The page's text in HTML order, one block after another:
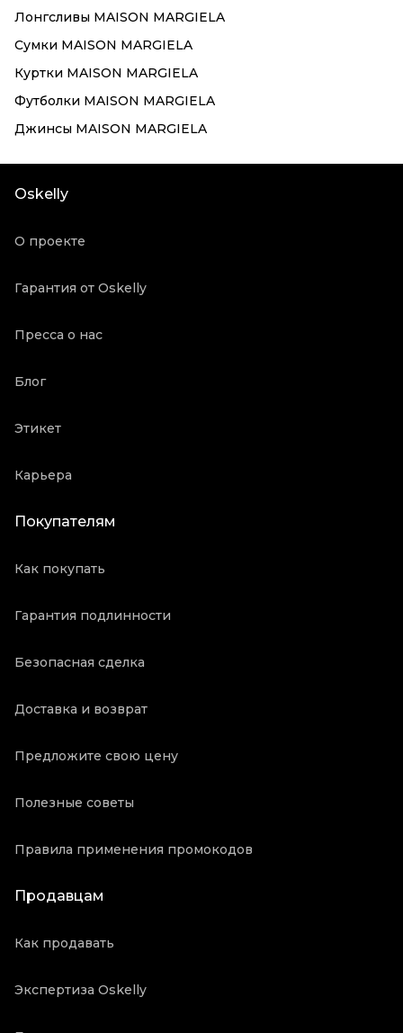
Лонгсливы MAISON MARGIELA
Сумки MAISON MARGIELA
Куртки MAISON MARGIELA
Футболки MAISON MARGIELA
Джинсы MAISON MARGIELA
Oskelly
О проекте
Гарантия от Oskelly
Пресса о нас
Блог
Этикет
Карьера
Покупателям
Как покупать
Гарантия подлинности
Безопасная сделка
Доставка и возврат
Предложите свою цену
Полезные советы
Правила применения промокодов
Продавцам
Как продавать
Экспертиза Oskelly